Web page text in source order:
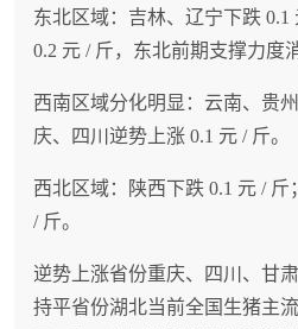
东北区域：吉林、辽宁下跌 0.1
0.2 元 / 斤，东北前期支撑力度
西南区域分化明显：云南、贵
庆、四川逆势上涨 0.1 元 / 斤。
西北区域：陕西下跌 0.1 元 / 斤
/ 斤。
逆势上涨省份重庆、四川、甘肃
持平省份湖北当前全国生猪主